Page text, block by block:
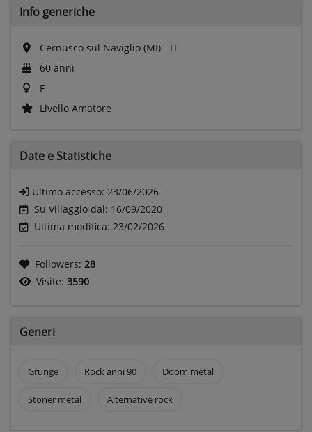
Info generiche
Cernusco sul Naviglio (MI) - IT
60 anni
F
Livello Amatore
Date e Statistiche
Ultimo accesso: 23/06/2026
Su Villaggio dal: 16/09/2020
Ultima modifica: 23/02/2026
Followers: 28
Visite: 3590
Generi
Grunge Rock anni 90 Doom metal
Stoner metal Alternative rock